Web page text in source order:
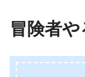
冒険者